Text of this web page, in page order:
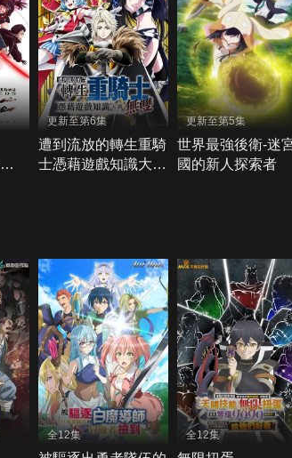
更新至第6集
遭到流放的轉生重騎
士憑藉遊戲知識大開
更新至第5集
世界最強後衛-迷
國的新人探索者
全12集 全12集